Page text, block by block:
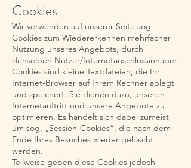
Cookies
Wir verwenden auf unserer Seite sog.
Cookies zum Wiedererkennen mehrfacher
Nutzung unseres Angebots, durch
denselben Nutzer/Internetanschlussinhaber.
Cookies sind kleine Textdateien, die Ihr
Internet-Browser auf Ihrem Rechner ablegt
und speichert. Sie dienen dazu, unseren
Internetauftritt und unsere Angebote zu
optimieren. Es handelt sich dabei zumeist
um sog. „Session-Cookies“, die nach dem
Ende Ihres Besuches wieder gelöscht
werden.
Teilweise geben diese Cookies jedoch